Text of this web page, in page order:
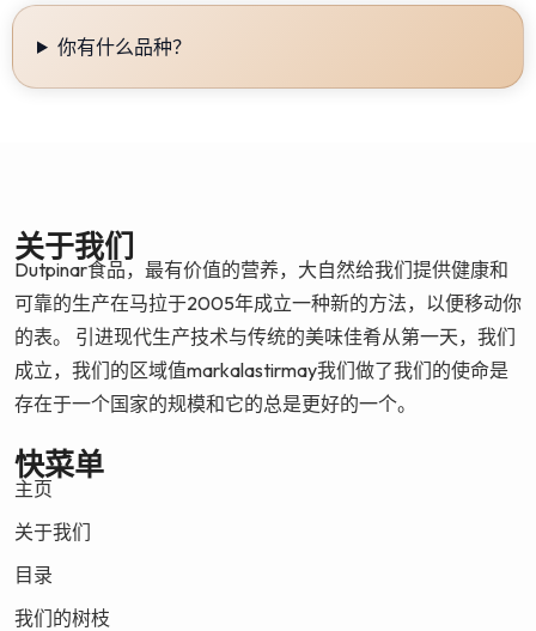
你有什么品种？
关于我们
Dutpinar食品，最有价值的营养，大自然给我们提供健康和
可靠的生产在马拉于2005年成立一种新的方法，以便移动你
的表。 引进现代生产技术与传统的美味佳肴从第一天，我们
成立，我们的区域值markalastirmay我们做了我们的使命是
存在于一个国家的规模和它的总是更好的一个。
快菜单
主页
关于我们
目录
我们的树枝